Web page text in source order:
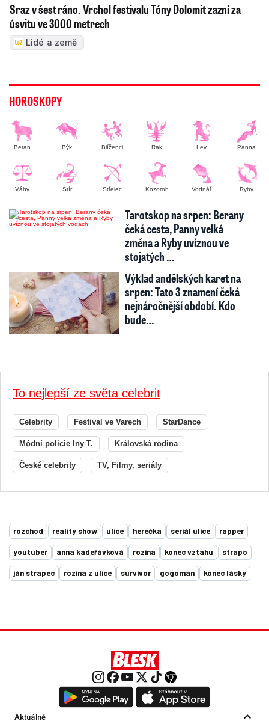
Sraz v šest ráno. Vrchol festivalu Tóny Dolomit zazní za
úsvitu ve 3000 metrech
Lidé a země
HOROSKOPY
Beran Býk Blíženci Rak Lev Panna
Váhy Štír Střelec Kozoroh Vodnář Ryby
Tarotskop na srpen: Berany
čeká cesta, Panny velká
změna a Ryby uvíznou ve
stojatých …
Výklad andělských karet na
srpen: Tato 3 znamení čeká
nejnáročnější období. Kdo
bude…
To nejlepší ze světa celebrit
Celebrity Festival ve Varech StarDance
Módní policie Iny T. Královská rodina
České celebrity TV, Filmy, seriály
rozchod reality show ulice herečka seriál ulice rapper
youtuber anna kadeřávková rozina konec vztahu strapo
ján strapec rozina z ulice survivor gogoman konec lásky
Aktuálně